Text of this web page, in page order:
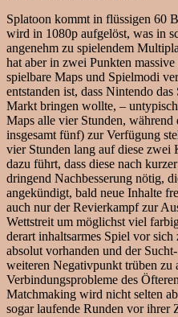
Splatoon kommt in flüssigen 60
wird in 1080p aufgelöst, was in
angenehm zu spielendem
hat aber in zwei Punkten
spielbare Maps und Spielmodi
entstanden ist, dass Nintendo
Markt bringen wollte, –
Maps alle vier Stunden,
insgesamt fünf) zur Verfügung
vier Stunden lang auf diese zwei
dazu führt, dass diese nach
dringend Nachbesserung nötig,
angekündigt, bald neue Inhalte
auch nur der Revierkampf zur
Wettstreit um möglichst viel
derart inhaltsarmes Spiel vor
absolut vorhanden und der
weiteren Negativpunkt trüben zu
Verbindungsprobleme des
Matchmaking wird nicht selten
sogar laufende Runden vor ihrer